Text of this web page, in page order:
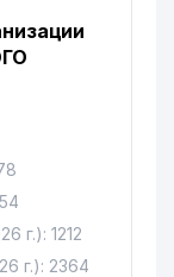
г.): 1212
г.): 2364